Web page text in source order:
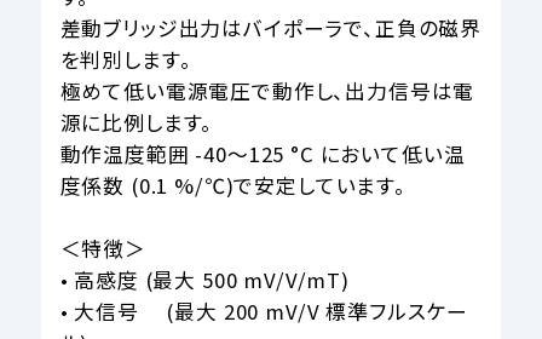
差動ブリッジ出力はバイポーラで、正負の磁界
を判別します。
極めて低い電源電圧で動作し、出力信号は電
源に比例します。
動作温度範囲 -40～125 °C において低い温
度係数 (0.1 %/℃)で安定しています。
＜特徴＞
• 高感度 (最大 500 mV/V/mT)
• 大信号 (最大 200 mV/V 標準フルスケー